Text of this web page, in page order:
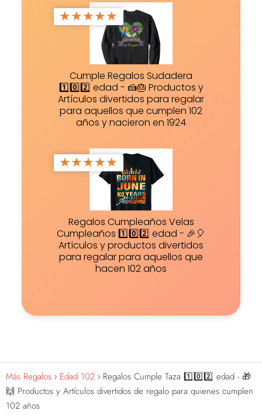
★★★★★
Cumple Regalos Sudadera
1️⃣0️⃣2️⃣ edad - 🍰🎂 Productos y
Artículos divertidos para regalar
para aquellos que cumplen 102
años y nacieron en 1924
★★★★★
Regalos Cumpleaños Velas
Cumpleaños 1️⃣0️⃣2️⃣ edad - 🎉🎈
Artículos y productos divertidos
para regalar para aquellos que
hacen 102 años
Más Regalos Edad 102
Regalos Cumple Taza 1️⃣0️⃣2️⃣ edad - 🎁
🙌 Productos y Artículos divertidos de regalo para quienes cumplen
102 años